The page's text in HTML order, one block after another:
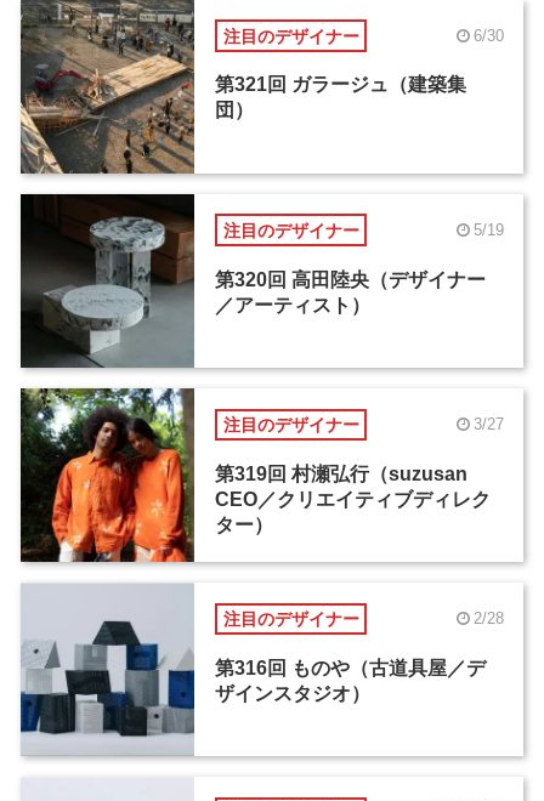
注目のデザイナー 6/30
第321回 ガラージュ（建築集
団）
注目のデザイナー 5/19
第320回 高田陸央（デザイナー
／アーティスト）
注目のデザイナー 3/27
第319回 村瀬弘行（suzusan
CEO／クリエイティブディレク
ター）
注目のデザイナー 2/28
第316回 ものや（古道具屋／デ
ザインスタジオ）